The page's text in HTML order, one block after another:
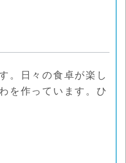
。日々の食卓が楽し
を作っています。ひ